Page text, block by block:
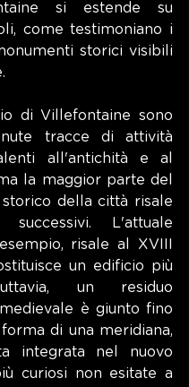
si estende su
come testimoniano i
storici visibili
di Villefontaine sono
tracce di attività
all'antichità e al
la maggior parte del
della città risale
L'attuale
risale al XVIII
un edificio più
un residuo
è giunto fino
di una meridiana,
integrata nel nuovo
curiosi non esitate a